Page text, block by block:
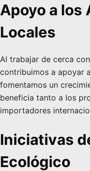
Apoyo a los
Locales
Al trabajar de cerca
contribuimos a apoyar
fomentamos un
beneficia tanto a los
importadores
Iniciativas
Ecológico